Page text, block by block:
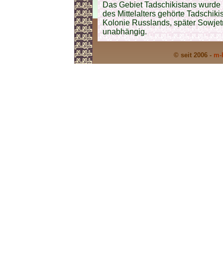
Das Gebiet Tadschikistans
des Mittelalters gehörte
Kolonie Russlands, später
unabhängig.
© seit 2006 -